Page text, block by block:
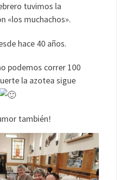
tuvimos la
«los muchachos».
hace 40 años.
podemos correr 100
la azotea sigue
también!